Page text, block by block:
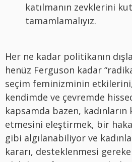
katılmanın zevklerini
tamamlamalıyız.
Her ne kadar politikanın
henüz Ferguson kadar
seçim feminizminin
kendimde ve çevremde
kapsamda bazen, kadınların
etmesini eleştirmek, bir
gibi algılanabiliyor ve
kararı, desteklenmesi